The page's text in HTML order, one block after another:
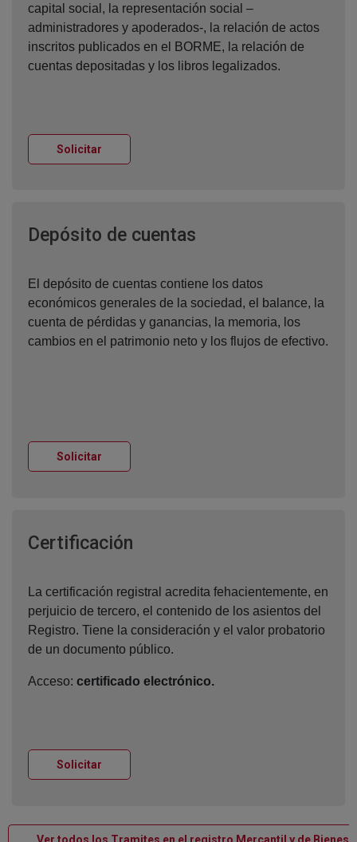
capital social, la representación social –
administradores y apoderados-, la relación de actos
inscritos publicados en el BORME, la relación de
cuentas depositadas y los libros legalizados.
Solicitar
Depósito de cuentas
El depósito de cuentas contiene los datos
económicos generales de la sociedad, el balance, la
cuenta de pérdidas y ganancias, la memoria, los
cambios en el patrimonio neto y los flujos de efectivo.
Solicitar
Certificación
La certificación registral acredita fehacientemente, en
perjuicio de tercero, el contenido de los asientos del
Registro. Tiene la consideración y el valor probatorio
de un documento público.
Acceso: certificado electrónico.
Solicitar